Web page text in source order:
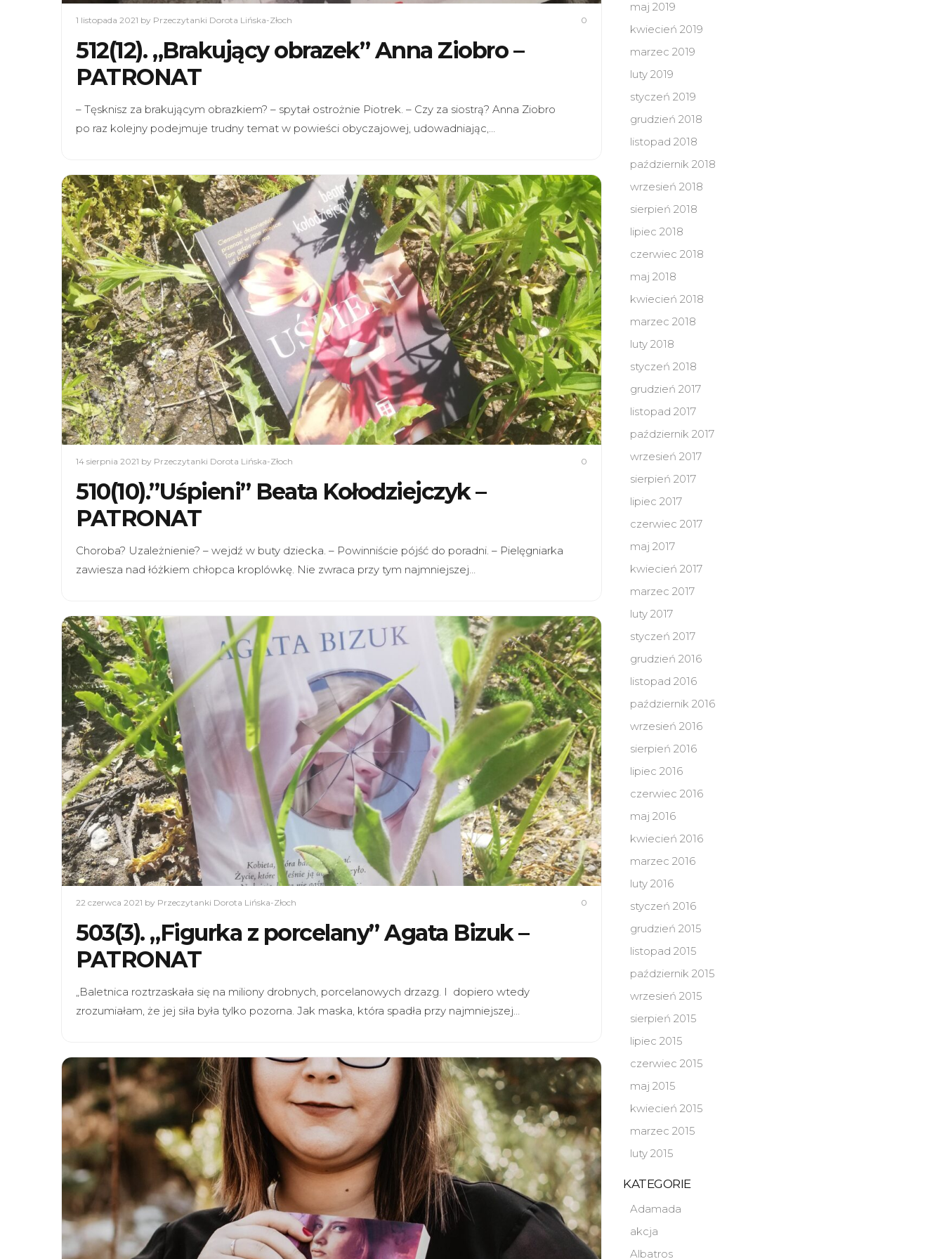
1 listopada 2021 by Przeczytanki Dorota Lińska-Złoch 0
512(12). „Brakujący obrazek” Anna Ziobro –
PATRONAT
– Tęsknisz za brakującym obrazkiem? – spytał ostrożnie Piotrek. – Czy za siostrą? Anna Ziobro
po raz kolejny podejmuje trudny temat w powieści obyczajowej, udowadniając,…
14 sierpnia 2021 by Przeczytanki Dorota Lińska-Złoch 0
510(10).”Uśpieni” Beata Kołodziejczyk –
PATRONAT
Choroba? Uzależnienie? – wejdź w buty dziecka. – Powinniście pójść do poradni. – Pielęgniarka
zawiesza nad łóżkiem chłopca kroplówkę. Nie zwraca przy tym najmniejszej…
22 czerwca 2021 by Przeczytanki Dorota Lińska-Złoch 0
503(3). „Figurka z porcelany” Agata Bizuk –
PATRONAT
„Baletnica roztrzaskała się na miliony drobnych, porcelanowych drzazg. I dopiero wtedy
zrozumiałam, że jej siła była tylko pozorna. Jak maska, która spadła przy najmniejszej…
maj 2019
kwiecień 2019
marzec 2019
luty 2019
styczeń 2019
grudzień 2018
listopad 2018
październik 2018
wrzesień 2018
sierpień 2018
lipiec 2018
czerwiec 2018
maj 2018
kwiecień 2018
marzec 2018
luty 2018
styczeń 2018
grudzień 2017
listopad 2017
październik 2017
wrzesień 2017
sierpień 2017
lipiec 2017
czerwiec 2017
maj 2017
kwiecień 2017
marzec 2017
luty 2017
styczeń 2017
grudzień 2016
listopad 2016
październik 2016
wrzesień 2016
sierpień 2016
lipiec 2016
czerwiec 2016
maj 2016
kwiecień 2016
marzec 2016
luty 2016
styczeń 2016
grudzień 2015
listopad 2015
październik 2015
wrzesień 2015
sierpień 2015
lipiec 2015
czerwiec 2015
maj 2015
kwiecień 2015
marzec 2015
luty 2015
KATEGORIE
Adamada
akcja
Albatros